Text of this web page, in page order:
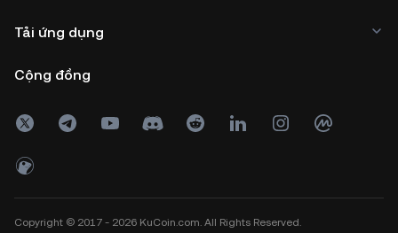
Tải ứng dụng
Cộng đồng
Copyright © 2017 - 2026 KuCoin.com. All Rights Reserved.